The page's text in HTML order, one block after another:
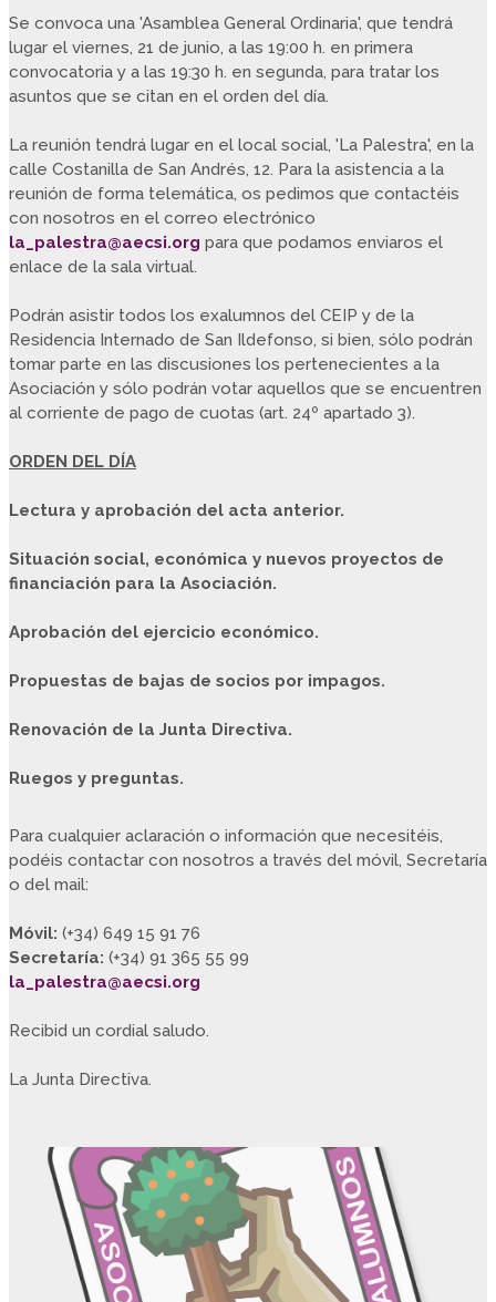
Se convoca una 'Asamblea General Ordinaria', que tendrá
lugar el viernes, 21 de junio, a las 19:00 h. en primera
convocatoria y a las 19:30 h. en segunda, para tratar los
asuntos que se citan en el orden del día.
La reunión tendrá lugar en el local social, 'La Palestra', en la
calle Costanilla de San Andrés, 12. Para la asistencia a la
reunión de forma telemática, os pedimos que contactéis
con nosotros en el correo electrónico
la_palestra@aecsi.org para que podamos enviaros el
enlace de la sala virtual.
Podrán asistir todos los exalumnos del CEIP y de la
Residencia Internado de San Ildefonso, si bien, sólo podrán
tomar parte en las discusiones los pertenecientes a la
Asociación y sólo podrán votar aquellos que se encuentren
al corriente de pago de cuotas (art. 24º apartado 3).
ORDEN DEL DÍA
Lectura y aprobación del acta anterior.
Situación social, económica y nuevos proyectos de
financiación para la Asociación.
Aprobación del ejercicio económico.
Propuestas de bajas de socios por impagos.
Renovación de la Junta Directiva.
Ruegos y preguntas.
Para cualquier aclaración o información que necesitéis,
podéis contactar con nosotros a través del móvil, Secretaría
o del mail:
Móvil: (+34) 649 15 91 76
Secretaría: (+34) 91 365 55 99
la_palestra@aecsi.org
Recibid un cordial saludo.
La Junta Directiva.